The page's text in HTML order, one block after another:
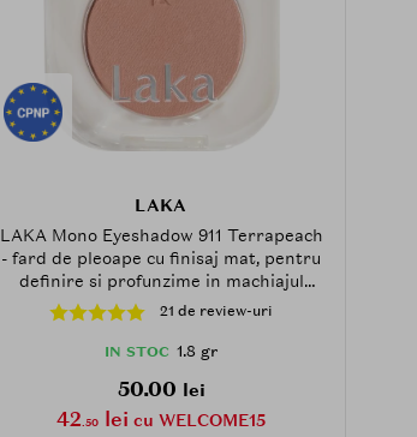
LAKA
LAKA Mono Eyeshadow 911 Terrapeach
- fard de pleoape cu finisaj mat, pentru
definire si profunzime in machiajul
ochilor - 1.8 g21 de review-uri
IN STOC 1.8 gr
50.00 lei
42.50 lei cu WELCOME15